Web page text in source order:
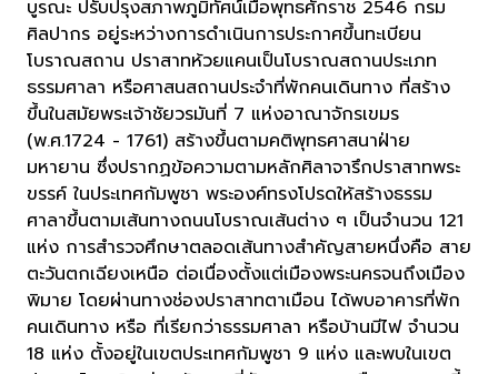
บูรณะ ปรับปรุงสภาพภูมิทัศน์เมื่อพุทธศักราช 2546 กรม
ศิลปากร อยู่ระหว่างการดำเนินการประกาศขึ้นทะเบียน
โบราณสถาน ปราสาทห้วยแคนเป็นโบราณสถานประเภท
ธรรมศาลา หรือศาสนสถานประจำที่พักคนเดินทาง ที่สร้าง
ขึ้นในสมัยพระเจ้าชัยวรมันที่ 7 แห่งอาณาจักรเขมร
(พ.ศ.1724 - 1761) สร้างขึ้นตามคติพุทธศาสนาฝ่าย
มหายาน ซึ่งปรากฏข้อความตามหลักศิลาจารึกปราสาทพระ
ขรรค์ ในประเทศกัมพูชา พระองค์ทรงโปรดให้สร้างธรรม
ศาลาขึ้นตามเส้นทางถนนโบราณเส้นต่าง ๆ เป็นจำนวน 121
แห่ง การสำรวจศึกษาตลอดเส้นทางสำคัญสายหนึ่งคือ สาย
ตะวันตกเฉียงเหนือ ต่อเนื่องตั้งแต่เมืองพระนครจนถึงเมือง
พิมาย โดยผ่านทางช่องปราสาทตาเมือน ได้พบอาคารที่พัก
คนเดินทาง หรือ ที่เรียกว่าธรรมศาลา หรือบ้านมีไฟ จำนวน
18 แห่ง ตั้งอยู่ในเขตประเทศกัมพูชา 9 แห่ง และพบในเขต